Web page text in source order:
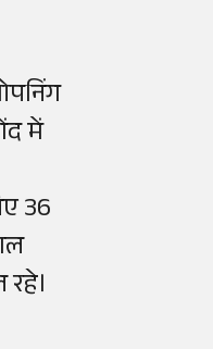
में
36